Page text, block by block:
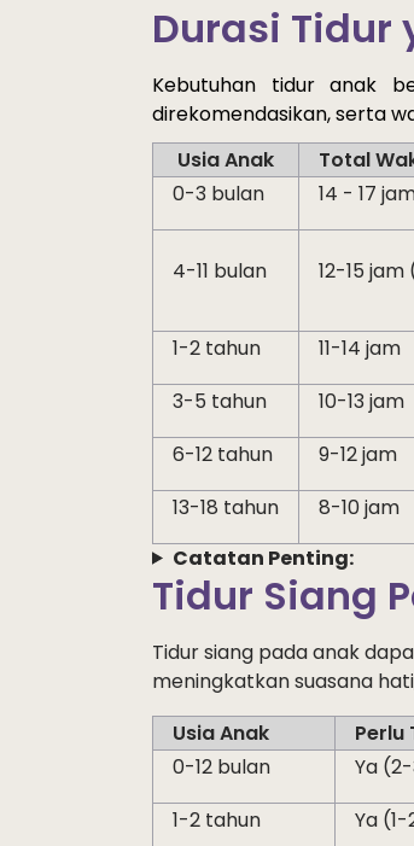
Durasi Tidur
Kebutuhan tidur anak
direkomendasikan, serta
Usia Anak
Total
0-3 bulan
14 - 17
4-11 bulan 12-15
1-2 tahun 11-14 jam
3-5 tahun
10-13 jam
6-12 tahun
9-12 jam
13-18 tahun
8-10 jam
Catatan Penting:
Tidur Siang
Tidursiang padaanak
meningkatkansuasana hati
Usia Anak
Perlu
0-12 bulan
Ya
1-2 tahun
Ya